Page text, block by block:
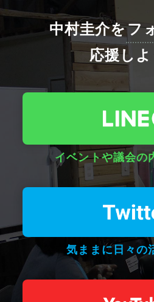
中村圭介をフ
応援しよ
イベントや議会の
気ままに日々の